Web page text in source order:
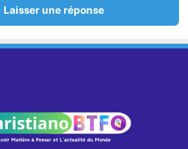
Laisser une réponse